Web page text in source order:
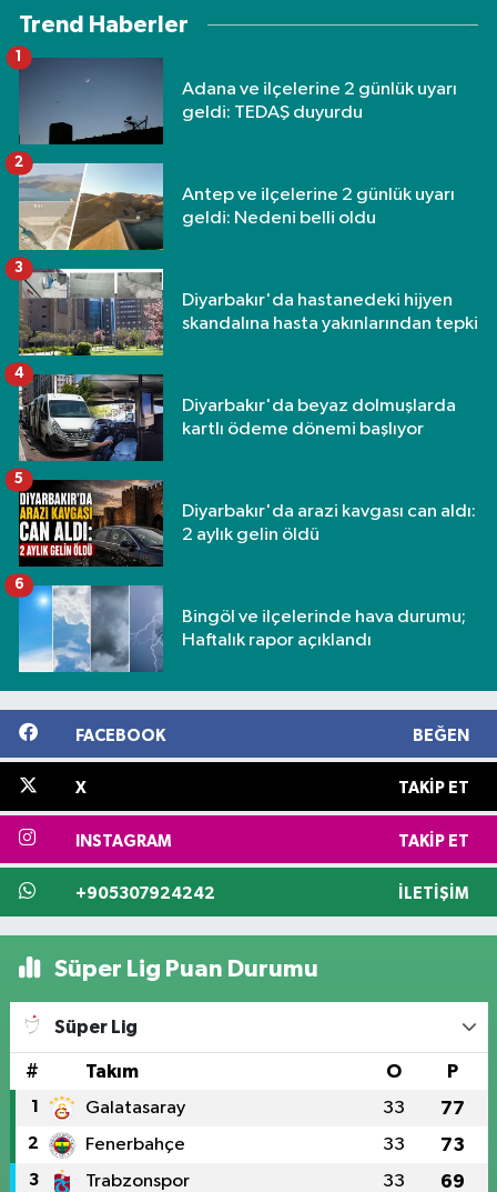
Trend Haberler
Adana ve ilçelerine 2 günlük uyarı
geldi: TEDAŞ duyurdu
1
Antep ve ilçelerine 2 günlük uyarı
geldi: Nedeni belli oldu
2
Diyarbakır'da hastanedeki hijyen
skandalına hasta yakınlarından tepki
3
Diyarbakır'da beyaz dolmuşlarda
kartlı ödeme dönemi başlıyor
4
Diyarbakır'da arazi kavgası can aldı:
2 aylık gelin öldü
5
Bingöl ve ilçelerinde hava durumu;
Haftalık rapor açıklandı
6
FACEBOOK BEĞEN
X TAKIP ET
INSTAGRAM TAKIP ET
+905307924242 İLETIŞIM
Süper Lig Puan Durumu
Süper Lig
# Takım O P
1 Galatasaray 33 77
2 Fenerbahçe 33 73
3 Trabzonspor 33 69